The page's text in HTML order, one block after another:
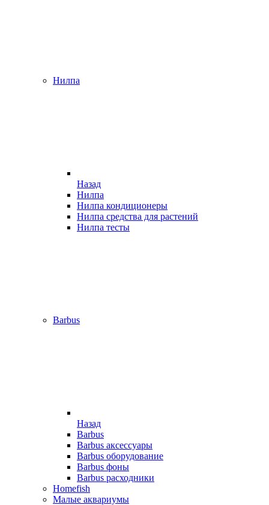
Нилпа
Назад
Нилпа
Нилпа кондиционеры
Нилпа средства для растений
Нилпа тесты
Barbus
Назад
Barbus
Barbus аксессуары
Barbus оборудование
Barbus фоны
Barbus расходники
Homefish
Малые аквариумы